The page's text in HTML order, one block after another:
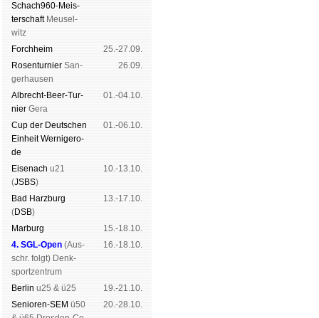
Schach960-Meis­
ter­schaftMeu­sel­
witz
Forch­heim
25.-27.09.
Rosen­tur­nier San­
ger­hau­sen
26.09.
Albrecht-Beer-Tur­
nier Ge­ra
01.-04.10.
Cup der Deut­schen
Ein­heit Wer­ni­ge­ro­
de
01.-06.10.
Eise­nach u21
(JSBS)
10.-13.10.
Bad Harz­burg
(DSB)
13.-17.10.
Mar­burg
15.-18.10.
4. SGL-Open (Aus­
schr. folgt) Denk­
sport­zen­trum
16.-18.10.
Ber­lin u25 & ü25
19.-21.10.
Senioren-SEM ü50
20.-28.10.